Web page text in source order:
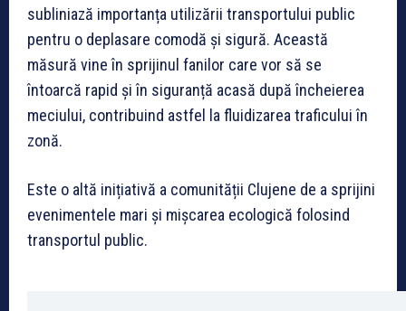
subliniază importanța utilizării transportului public
pentru o deplasare comodă și sigură. Această
măsură vine în sprijinul fanilor care vor să se
întoarcă rapid și în siguranță acasă după încheierea
meciului, contribuind astfel la fluidizarea traficului în
zonă.
Este o altă inițiativă a comunității Clujene de a sprijini
evenimentele mari și mișcarea ecologică folosind
transportul public.